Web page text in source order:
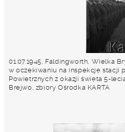
01.07.1945, Faldingworth, Wielka
w oczekiwaniu na inspekcję stacji
Powietrznych z okazji święta 5-
Brejwo, zbiory Ośrodka KARTA